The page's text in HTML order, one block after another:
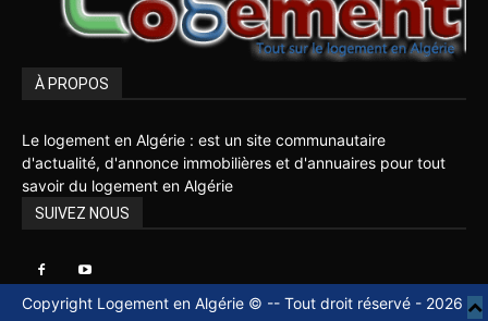
À PROPOS
Le logement en Algérie : est un site communautaire
d'actualité, d'annonce immobilières et d'annuaires pour tout
savoir du logement en Algérie
SUIVEZ NOUS
Copyright Logement en Algérie © -- Tout droit réservé - 2026